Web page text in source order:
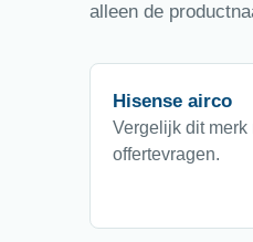
alleen de
Hisense airco
Vergelijk dit merk
offertevragen.